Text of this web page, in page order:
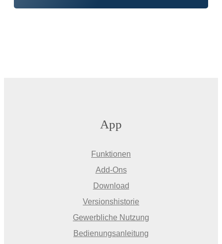
App
Funktionen
Add-Ons
Download
Versionshistorie
Gewerbliche Nutzung
Bedienungsanleitung